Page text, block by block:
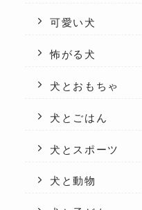
可愛い犬
怖がる犬
犬とおもちゃ
犬とごはん
犬とスポーツ
犬と動物